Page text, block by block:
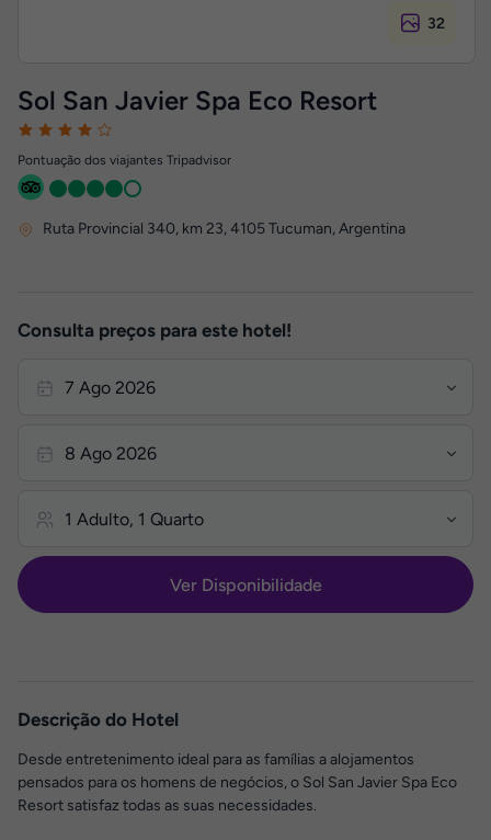
32
Sol San Javier Spa Eco Resort
Pontuação dos viajantes Tripadvisor
Ruta Provincial 340, km 23, 4105Tucuman, Argentina
Consulta preços para este hotel!
Ver Disponibilidade
Descrição do Hotel
Desde entretenimento ideal para as famílias a alojamentos
pensados para os homens de negócios, o Sol San Javier Spa Eco
Resort satisfaz todas as suas necessidades.